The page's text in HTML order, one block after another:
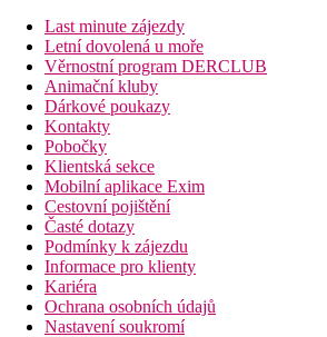
Polopenze formou bufetu.
Sportovní nabídka
Zdarma: fitness, padel, rakety a míčky k
Zábava
Animační programy, živá hudba ve
Wellness
Za poplatek: wellness centrum
Internet
WiFi v areálu hotelu zdarma.
Web
Hotel Riu Calypso | Adults Only Hotel
Last minute zájezdy
Letní dovolená u moře
Věrnostní program DERCLUB
Animační kluby
Dárkové poukazy
Kontakty
Pobočky
Klientská sekce
Mobilní aplikace Exim
Cestovní pojištění
Časté dotazy
Podmínky k zájezdu
Informace pro klienty
Kariéra
Ochrana osobních údajů
Nastavení soukromí